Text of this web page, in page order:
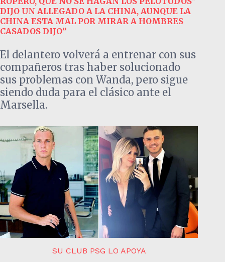
DIJO UN ALLEGADO A LA CHINA, AUNQUE LA
CHINA ESTA MAL POR MIRAR A HOMBRES
CASADOS DIJO”
El delantero volverá a entrenar con sus
compañeros tras haber solucionado
sus problemas con Wanda, pero sigue
siendo duda para el clásico ante el
Marsella.
SU CLUB PSG LO APOYA